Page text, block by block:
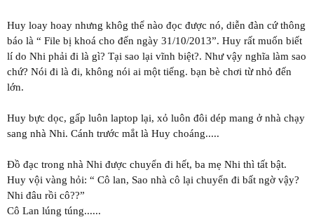
Huy loay hoay nhưng khôg thể nào đọc được nó, diễn đàn cứ thông
báo là “ File bị khoá cho đến ngày 31/10/2013”. Huy rất muốn biết
lí do Nhi phải đi là gì? Tại sao lại vĩnh biệt?. Như vậy nghĩa làm sao
chứ? Nói đi là đi, không nói ai một tiếng. bạn bè chơi từ nhỏ đến
lớn.
Huy bực dọc, gấp luôn laptop lại, xỏ luôn đôi dép mang ở nhà chạy
sang nhà Nhi. Cánh trước mắt là Huy choáng.....
Đồ đạc trong nhà Nhi được chuyển đi hết, ba mẹ Nhi thì tất bật.
Huy vội vàng hỏi: “ Cô lan, Sao nhà cô lại chuyển đi bất ngờ vậy?
Nhi đâu rồi cô??”
Cô Lan lúng túng......